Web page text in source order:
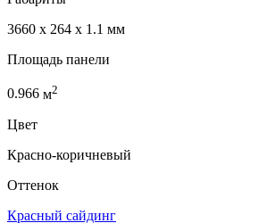
3660 x 264 x 1.1 мм
Площадь панели
0.966 м2
Цвет
Красно-коричневый
Оттенок
Красный сайдинг